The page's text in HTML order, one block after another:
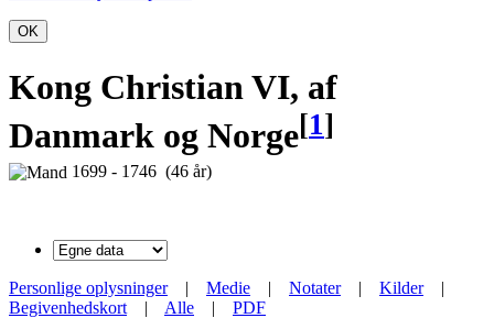
OK
Kong Christian VI, af
Danmark og Norge[1]
1699 - 1746 (46 år)
Personlige oplysninger| Medie | Notater| Kilder|
Begivenhedskort | Alle | PDF